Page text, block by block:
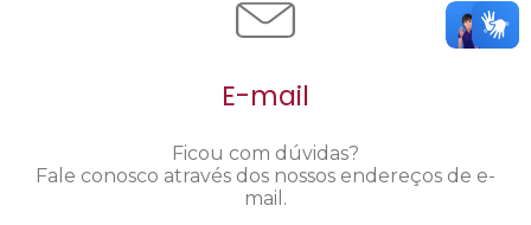
E-mail
Ficou com dúvidas?
Fale conosco através dos nossos endereços de e-
mail.